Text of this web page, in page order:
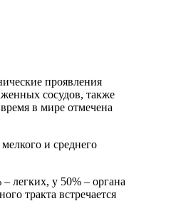
проявления
сосудов, также
в мире отмечена
и среднего
легких, у 50% – органа
тракта встречается